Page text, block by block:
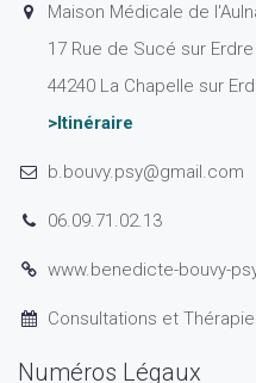
Maison Médicale de
17 Rue de Sucé sur Erdre
44240 La Chapelle sur
>Itinéraire
b.bouvy.psy@gmail.com
06.09.71.02.13
www.benedicte-bouvy-
Consultations et
Numéros Légaux